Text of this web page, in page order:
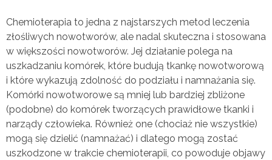
Chemioterapia to jedna z najstarszych metod leczenia
złośliwych nowotworów, ale nadal skuteczna i stosowana
w większości nowotworów. Jej działanie polega na
uszkadzaniu komórek, które budują tkankę nowotworową
i które wykazują zdolność do podziału i namnażania się.
Komórki nowotworowe są mniej lub bardziej zbliżone
(podobne) do komórek tworzących prawidłowe tkanki i
narządy człowieka. Również one (chociaż nie wszystkie)
mogą się dzielić (namnażać) i dlatego mogą zostać
uszkodzone w trakcie chemioterapii, co powoduje objawy